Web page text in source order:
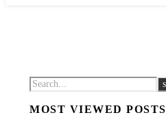
MOST VIEWED POSTS